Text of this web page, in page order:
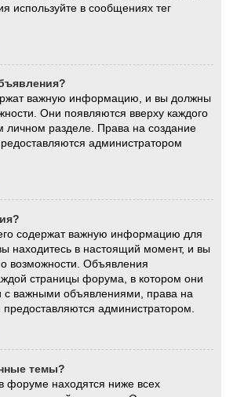
используйте в сообщениях тег
важную информацию, и вы должны
Они появляются вверху каждого
разделе. Права на создание
администратором
содержат важную информацию для
находитесь в настоящий момент, и вы
возможности. Объявления
страницы форума, в котором они
с важными объявлениями, права на
администратором.
темы?
форуме находятся ниже всех